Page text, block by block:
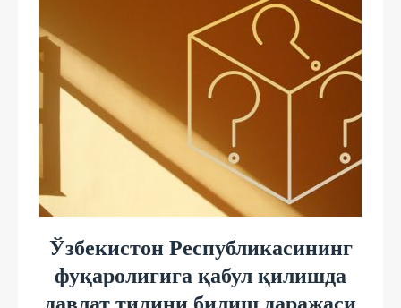
Ўзбекистон Республикасининг
фуқаролигига қабул қилишда
давлат тилини билиш даражаси